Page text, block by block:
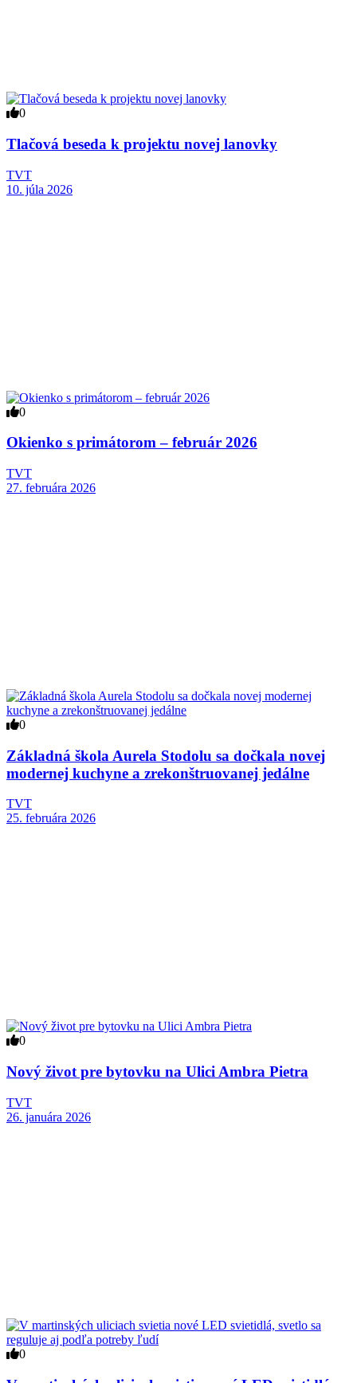
0
Tlačová beseda k projektu novej lanovky
TVT
10. júla 2026
0
Okienko s primátorom – február 2026
TVT
27. februára 2026
0
Základná škola Aurela Stodolu sa dočkala novej
modernej kuchyne a zrekonštruovanej jedálne
TVT
25. februára 2026
0
Nový život pre bytovku na Ulici Ambra Pietra
TVT
26. januára 2026
0